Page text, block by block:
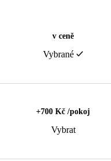
v ceně
Vybrané
+700 Kč /pokoj
Vybrat